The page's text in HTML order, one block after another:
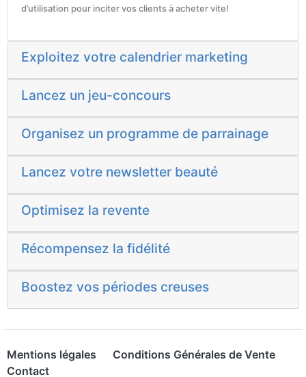
d’utilisation pour inciter vos clients à acheter vite!
Exploitez votre calendrier marketing
Lancez un jeu-concours
Organisez un programme de parrainage
Lancez votre newsletter beauté
Optimisez la revente
Récompensez la fidélité
Boostez vos périodes creuses
Mentions légales
Conditions Générales de Vente
Contact